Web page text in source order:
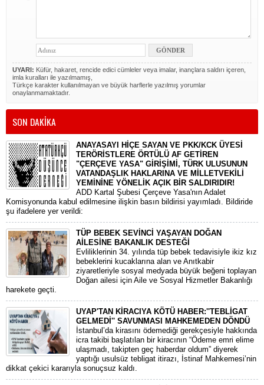
UYARI: Küfür, hakaret, rencide edici cümleler veya imalar, inançlara saldırı içeren,
imla kuralları ile yazılmamış,
Türkçe karakter kullanılmayan ve büyük harflerle yazılmış yorumlar
onaylanmamaktadır.
SON DAKİKA
ANAYASAYI HİÇE SAYAN VE PKK/KCK ÜYESİ
TERÖRİSTLERE ÖRTÜLÜ AF GETİREN
"ÇERÇEVE YASA" GİRİŞİMİ, TÜRK ULUSUNUN
VATANDAŞLIK HAKLARINA VE MİLLETVEKİLİ
YEMİNİNE YÖNELİK AÇIK BİR SALDIRIDIR!
ADD Kartal Şubesi Çerçeve Yasa'nın Adalet
Komisyonunda kabul edilmesine ilişkin basın bildirisi yayımladı. Bildiride
şu ifadelere yer verildi:
TÜP BEBEK SEVİNCİ YAŞAYAN DOĞAN
AİLESİNE BAKANLIK DESTEĞİ
​Evliliklerinin 34. yılında tüp bebek tedavisiyle ikiz kız
bebeklerini kucaklarına alan ve Anıtkabir
ziyaretleriyle sosyal medyada büyük beğeni toplayan
Doğan ailesi için Aile ve Sosyal Hizmetler Bakanlığı
harekete geçti.
UYAP'TAN KİRACIYA KÖTÜ HABER:''TEBLİGAT
GELMEDİ'' SAVUNMASI MAHKEMEDEN DÖNDÜ
​İstanbul’da kirasını ödemediği gerekçesiyle hakkında
icra takibi başlatılan bir kiracının “Ödeme emri elime
ulaşmadı, takipten geç haberdar oldum” diyerek
yaptığı usulsüz tebligat itirazı, İstinaf Mahkemesi’nin
dikkat çekici kararıyla sonuçsuz kaldı.